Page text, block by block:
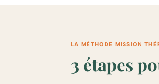
LA MÉTHODE MISSION
3 étapes